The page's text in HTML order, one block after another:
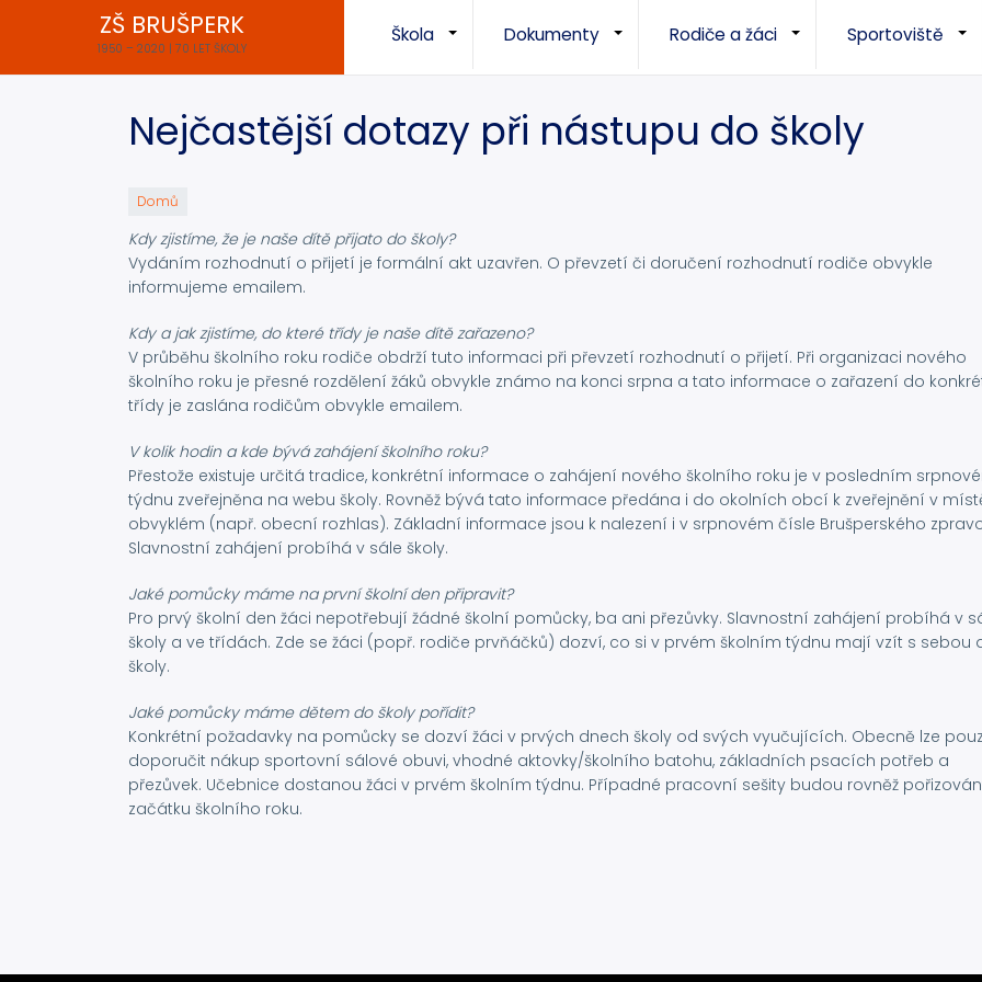
ZŠ BRUŠPERK
1950 – 2020 | 70 LET ŠKOLY +
Škola +
Dokumenty +
Rodiče a žáci +
Sportoviště
Nejčastější dotazy při nástupu do školy
Domů
Kdy zjistíme, že je naše dítě přijato do školy?
Vydáním rozhodnutí o přijetí je formální akt uzavřen. O převzetí či doručení rozhodnutí rodiče obvykle
informujeme emailem.
Kdy a jak zjistíme, do které třídy je naše dítě zařazeno?
V průběhu školního roku rodiče obdrží tuto informaci při převzetí rozhodnutí o přijetí. Při organizaci nového
školního roku je přesné rozdělení žáků obvykle známo na konci srpna a tato informace o zařazení do
třídy je zaslána rodičům obvykle emailem.
V kolik hodin a kde bývá zahájení školního roku?
Přestože existuje určitá tradice, konkrétní informace o zahájení nového školního roku je v posledním
týdnu zveřejněna na webu školy. Rovněž bývá tato informace předána i do okolních obcí k zveřejnění v
obvyklém (např. obecní rozhlas). Základní informace jsou k nalezení i v srpnovém čísle Brušperského
Slavnostní zahájení probíhá v sále školy.
Jaké pomůcky máme na první školní den připravit?
Pro prvý školní den žáci nepotřebují žádné školní pomůcky, ba ani přezůvky. Slavnostní zahájení probíhá v
školy a ve třídách. Zde se žáci (popř. rodiče prvňáčků) dozví, co si v prvém školním týdnu mají vzít s sebou
školy.
Jaké pomůcky máme dětem do školy pořídit?
Konkrétní požadavky na pomůcky se dozví žáci v prvých dnech školy od svých vyučujících. Obecně lze
doporučit nákup sportovní sálové obuvi, vhodné aktovky/školního batohu, základních psacích potřeb a
přezůvek. Učebnice dostanou žáci v prvém školním týdnu. Případné pracovní sešity budou rovněž
začátku školního roku.